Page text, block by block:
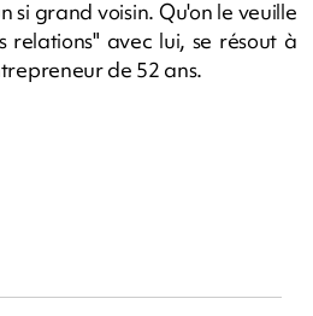
si grand voisin. Qu'on le veuille
relations" avec lui, se résout à
de 52 ans.